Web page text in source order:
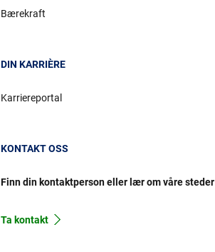
Bærekraft
DIN KARRIÈRE
Karriereportal
KONTAKT OSS
Finn din kontaktperson eller lær om våre steder
Ta kontakt